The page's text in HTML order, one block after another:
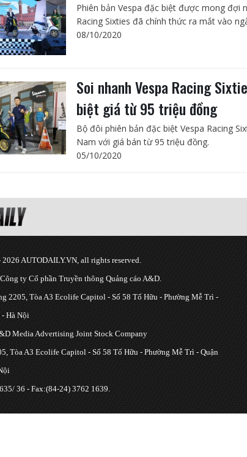
Phiên bản Vespa đặc biệt được mong đợi
Racing Sixties đã chính thức ra mắt vào
08/10/2020
Soi nhanh Vespa Racing
biệt giá từ 95 triệu đồng
Bộ đôi phiên bản đặc biệt Vespa Racing
Nam với giá bán từ 95 triệu đồng.
05/10/2020
AUTODAILY.VN, all rights reserved.
ty Cổ phần Truyền thông Quảng cáo A&D.
2205, Tòa A3 Ecolife Capitol - Số 58 Tố Hữu - Phường Mễ Trì -
Hà Nội
Media Advertising Joint Stock Company
Tòa A3 Ecolife Capitol - Số 58 Tố Hữu - Phường Mễ Trì - Quận
36 - Fax:(84-24) 3762 1639.